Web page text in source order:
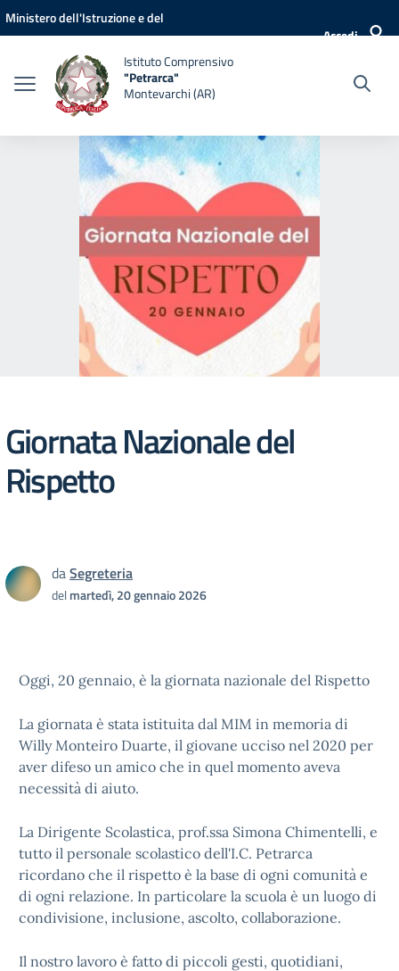
Vai ai contenuti
Vai al menu di navigazione
Vai al footer
Ministero dell'Istruzione e del
Accedi
Istituto Comprensivo
"Petrarca"
Montevarchi (AR)
Giornata Nazionale del
Rispetto
daSegreteria
delmartedì, 20 gennaio 2026
Oggi, 20 gennaio, è la giornata nazionale del Rispetto
La giornata è stata istituita dal MIM in memoria di
Willy Monteiro Duarte, il giovane ucciso nel 2020 per
aver difeso un amico che in quel momento aveva
necessità di aiuto.
La Dirigente Scolastica, prof.ssa Simona Chimentelli, e
tutto il personale scolastico dell'I.C. Petrarca
ricordano che il rispetto è la base di ogni comunità e
di ogni relazione. In particolare la scuola è un luogo di
condivisione, inclusione, ascolto, collaborazione.
Il nostro lavoro è fatto di piccoli gesti, quotidiani,